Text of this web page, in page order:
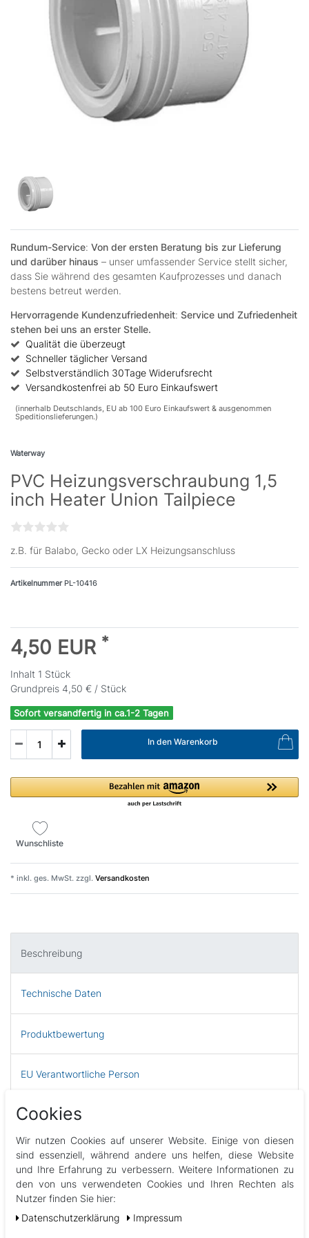
Rundum-Service: Von der ersten Beratung bis zur Lieferung
und darüber hinaus – unser umfassender Service stellt sicher,
dass Sie während des gesamten Kaufprozesses und danach
bestens betreut werden.
Hervorragende Kundenzufriedenheit: Service und Zufriedenheit
stehen bei uns an erster Stelle.
Qualität die überzeugt
Schneller täglicher Versand
Selbstverständlich 30Tage Widerufsrecht
Versandkostenfrei ab 50 Euro Einkaufswert
(innerhalb Deutschlands, EU ab 100 Euro Einkaufswert & ausgenommen
Speditionslieferungen.)
Waterway
PVC Heizungsverschraubung 1,5
inch Heater Union Tailpiece
z.B. für Balabo, Gecko oder LX Heizungsanschluss
Artikelnummer PL-10416
4,50 EUR *
Inhalt 1 Stück
Grundpreis 4,50 € / Stück
Sofort versandfertig in ca.1-2 Tagen
In den Warenkorb
Wunschliste
* inkl. ges. MwSt. zzgl. Versandkosten
Beschreibung
Technische Daten
Produktbewertung
EU Verantwortliche Person
PVC Heizungsverschraubung 1,5inch Heater Union Tailpiece
Abbildungen können vom Original abweichen
Cookies
Wir nutzen Cookies auf unserer Website. Einige von diesen
sind essenziell, während andere uns helfen, diese Website
und Ihre Erfahrung zu verbessern. Weitere Informationen zu
den von uns verwendeten Cookies und Ihren Rechten als
Nutzer finden Sie hier:
Daten­schutz­erklärung
Impressum